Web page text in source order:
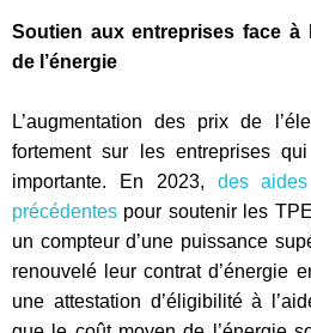
Soutien aux entreprises face à
de l’énergie
L’augmentation des prix de
fortement sur les entreprises
importante. En 2023, des
précédentes pour soutenir les
un compteur d’une puissance
renouvelé leur contrat d’énergie
une attestation d’éligibilité à